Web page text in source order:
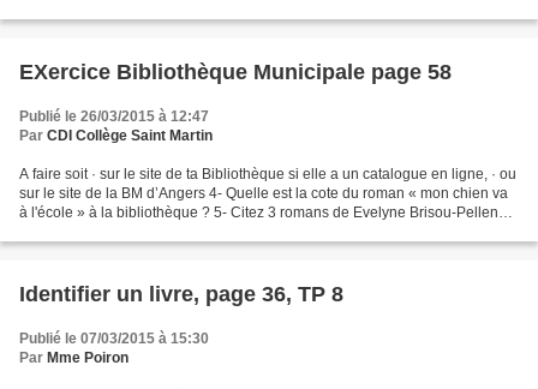
EXercice Bibliothèque Municipale page 58
Publié le 26/03/2015 à 12:47
Par CDI Collège Saint Martin
A faire soit · sur le site de ta Bibliothèque si elle a un catalogue en ligne, · ou
sur le site de la BM d’Angers 4- Quelle est la cote du roman « mon chien va
à l'école » à la bibliothèque ? 5- Citez 3 romans de Evelyne Brisou-Pellen
Identifier un livre, page 36, TP 8
Publié le 07/03/2015 à 15:30
Par Mme Poiron